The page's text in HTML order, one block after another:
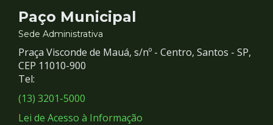
Contato
e
Redes
Sociais
Paço Municipal
Sede Administrativa
Praça Visconde de Mauá, s/nº - Centro, Santos - SP,
CEP 11010-900
Tel:
(13) 3201-5000
Lei de Acesso à Informação